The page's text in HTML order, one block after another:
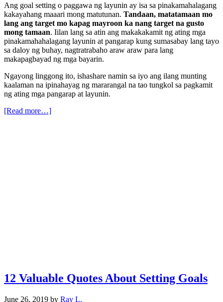
Ang goal setting o paggawa ng layunin ay isa sa pinakamahalagang
kakayahang maaari mong matutunan. Tandaan, matatamaan mo
lang ang target mo kapag mayroon ka nang target na gusto
mong tamaan. Iilan lang sa atin ang makakakamit ng ating mga
pinakamahahalagang layunin at pangarap kung sumasabay lang tayo
sa daloy ng buhay, nagtratrabaho araw araw para lang
makapagbayad ng mga bayarin.
Ngayong linggong ito, ishashare namin sa iyo ang ilang munting
kaalaman na ipinahayag ng mararangal na tao tungkol sa pagkamit
ng ating mga pangarap at layunin.
[Read more…]
12 Valuable Quotes About Setting Goals
June 26, 2019 by Ray L.